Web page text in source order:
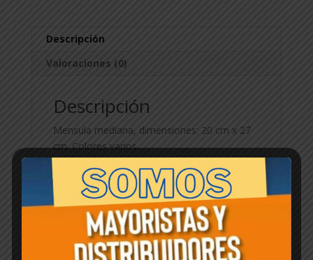
Descripción
Valoraciones (0)
Descripción
Mensula mediana, dimensiones: 20 cm x 27
cm. Colores varios.
Productos relacionados